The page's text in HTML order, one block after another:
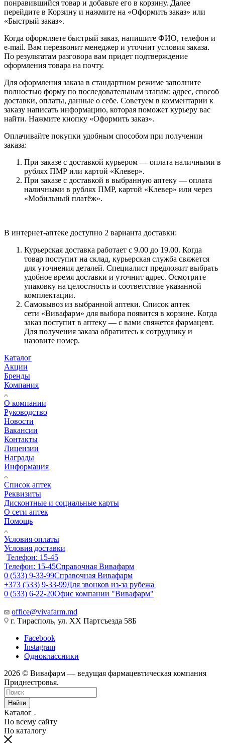
понравившийся товар и добавьте его в корзину. Далее
перейдите в Корзину и нажмите на «Оформить заказ» или
«Быстрый заказ».
Когда оформляете быстрый заказ, напишите ФИО, телефон и
e-mail. Вам перезвонит менеджер и уточнит условия заказа.
По результатам разговора вам придет подтверждение
оформления товара на почту.
Для оформления заказа в стандартном режиме заполните
полностью форму по последовательным этапам: адрес, способ
доставки, оплаты, данные о себе. Советуем в комментарии к
заказу написать информацию, которая поможет курьеру вас
найти. Нажмите кнопку «Оформить заказ».
Оплачивайте покупки удобным способом при получении
заказа:
При заказе с доставкой курьером — оплата наличными в
рублях ПМР или картой «Клевер».
При заказе с доставкой в выбранную аптеку — оплата
наличными в рублях ПМР, картой «Клевер» или через
«Мобильный платёж».
В интернет-аптеке доступно 2 варианта доставки:
Курьерская доставка работает с 9.00 до 19.00. Когда
товар поступит на склад, курьерская служба свяжется
для уточнения деталей. Специалист предложит выбрать
удобное время доставки и уточнит адрес. Осмотрите
упаковку на целостность и соответствие указанной
комплектации.
Самовывоз из выбранной аптеки. Список аптек
сети «Вивафарм» для выбора появится в корзине. Когда
заказ поступит в аптеку — с вами свяжется фармацевт.
Для получения заказа обратитесь к сотруднику и
назовите номер.
Каталог
Акции
Бренды
Компания
О компании
Руководство
Новости
Вакансии
Контакты
Лицензии
Награды
Информация
Список аптек
Реквизиты
Дисконтные и социальные карты
О сети аптек
Помощь
Условия оплаты
Условия доставки
Телефон: 15-45
Телефон: 15-45Справочная Вивафарм
0 (533) 9-33-99Справочная Вивафарм
+373 (533) 9-33-99Для звонков из-за рубежа
0 (533) 6-22-20Офис компании "Вивафарм"
office@vivafarm.md
г. Тирасполь, ул. ХХ Партсъезда 58Б
Facebook
Instagram
Одноклассники
2026 © Вивафарм — ведущая фармацевтическая компания
Приднестровья.
Найти
Каталог
По всему сайту
По каталогу